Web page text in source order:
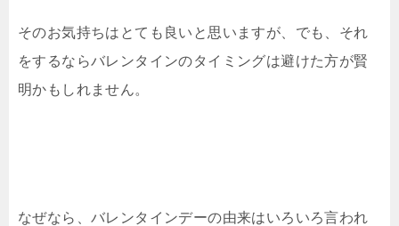
そのお気持ちはとても良いと思いますが、でも、それ
をするならバレンタインのタイミングは避けた方が賢
明かもしれません。
なぜなら、バレンタインデーの由来はいろいろ言われ